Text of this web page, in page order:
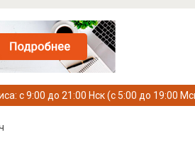
с 9:00 до 21:00 Нск (с 5:00 до 19:00